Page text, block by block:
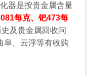
器是按贵金属含量
每克、钯473每
及贵金属回收问
阜、云浮等有收购